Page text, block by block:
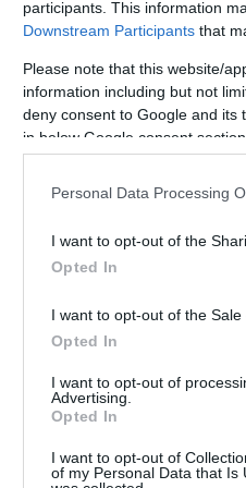
participants. This information
Downstream Participants that
Please note that this website/
information including but not
deny consent to Google and its
in below Google consent section.
Personal Data Processing
I want to opt-out of the
Opted In
I want to opt-out of the Sale
Opted In
I want to opt-out of
Advertising.
Opted In
I want to opt-out of
of my Personal Data that Is